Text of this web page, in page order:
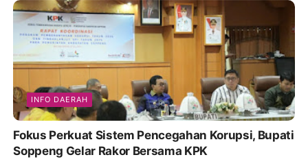
INFO DAERAH
Fokus Perkuat Sistem Pencegahan Korupsi, Bupati
Soppeng Gelar Rakor Bersama KPK